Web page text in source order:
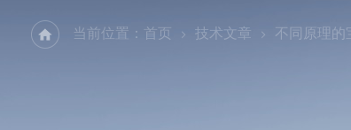
当前位置： 首页 技术文章 不同原理的